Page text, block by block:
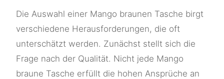
Die Auswahl einer Mango braunen Tasche birgt
verschiedene Herausforderungen, die oft
unterschätzt werden. Zunächst stellt sich die
Frage nach der Qualität. Nicht jede Mango
braune Tasche erfüllt die hohen Ansprüche an